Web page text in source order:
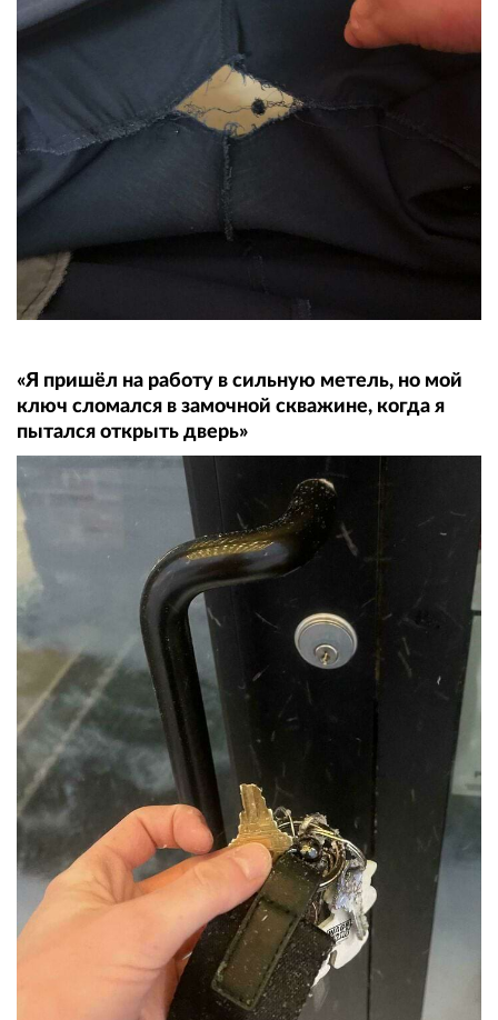
«Я пришёл на работу в сильную метель, но мой
ключ сломался в замочной скважине, когда я
пытался открыть дверь»